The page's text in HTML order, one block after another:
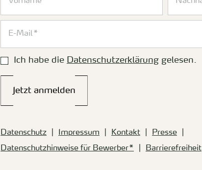
Ich habe die Datenschutzerklärung gelesen.
Jetzt anmelden
Datenschutz Impressum Kontakt
Presse
Datenschutzhinweise für Bewerber*
Barrierefreiheit